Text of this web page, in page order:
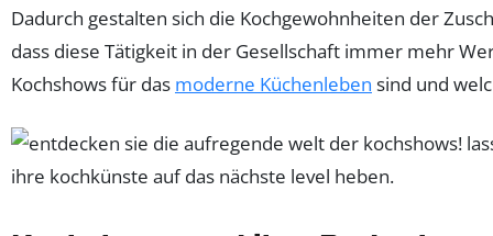
Dadurch gestalten sich die Kochgewohnheiten der
dass diese Tätigkeit in der Gesellschaft immer mehr
Kochshows für das moderne Küchenleben sind und